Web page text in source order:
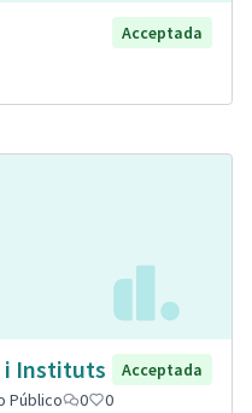
Acceptada
i Instituts
Acceptada
Público 0 0